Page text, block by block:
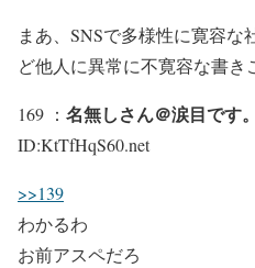
まあ、SNSで多様性に寛容
ど他人に異常に不寛容な書き
169 ： 名無しさん＠涙目です。
ID:KtTfHqS60.net
>>139
わかるわ
お前アスペだろ